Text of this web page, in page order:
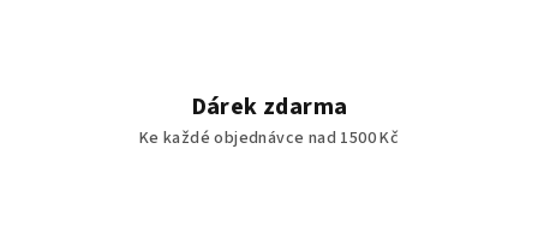
v
ý
Dárek zdarma
Ke každé objednávce nad 1500 Kč